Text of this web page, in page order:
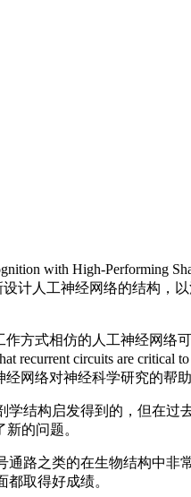
with High-Performing
计人工神经网络的结构，
方式相仿的人工神经网络
circuits are critical to
网络对神经科学研究的帮助
结构启发得到的，但在过
的问题。
路之类的在生物结构中非
取得好成绩。